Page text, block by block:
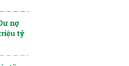
nợ
tỷ